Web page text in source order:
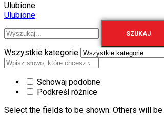
Ulubione
Ulubione
SZUKAJ
Wszystkie kategorie
Schowaj podobne
Podkreśl różnice
Select the fields to be shown. Others will be